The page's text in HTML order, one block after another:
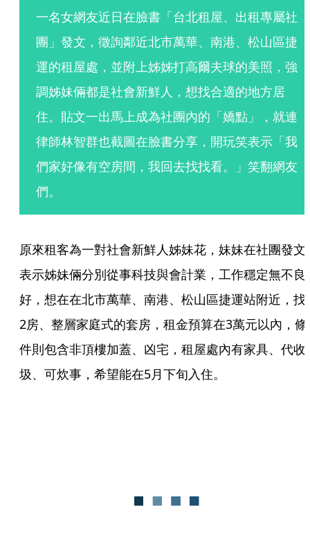
一名女網友近日在臉書「台北租屋、出租專屬社
團」發文，徵詢鄰近北市萬華、南港、松山區捷
運的租屋處，並附上姊姊打高爾夫球的美照，強
調姊妹倆都是社會新鮮人，想找合適的地方居
住。貼文一出馬上成為社團內的「嬌點」，就連
律師林智群也截圖在臉書分享，開玩笑表示「我
們家好像有空房間，我回去找找看。」笑翻網友
們。
原來租客為一對社會新鮮人姊妹花，妹妹在社團發文
表示姊妹倆分別從事科技與會計業，工作穩定無不良
好，想在在北市萬華、南港、松山區捷運站附近，找
2房、整層家庭式的套房，租金預算在3萬元以內，條
件則包含非頂樓加蓋、凶宅，租屋處內有家具、代收
圾、可炊事，希望能在5月下旬入住。